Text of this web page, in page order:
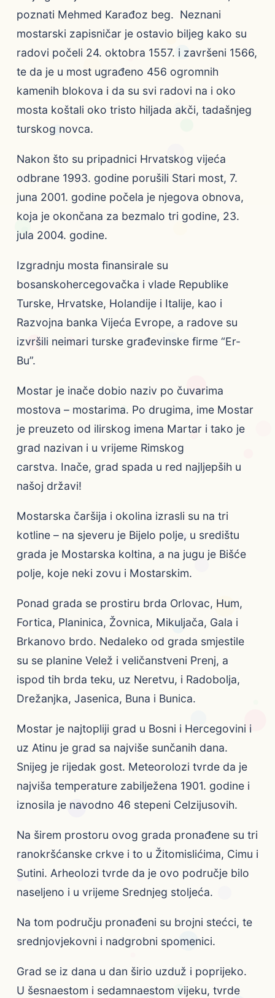
poznati Mehmed Karađoz beg. Neznani
mostarski zapisničar je ostavio biljeg kako su
radovi počeli 24. oktobra 1557. i završeni 1566,
te da je u most ugrađeno 456 ogromnih
kamenih blokova i da su svi radovi na i oko
mosta koštali oko tristo hiljada akči, tadašnjeg
turskog novca.
Nakon što su pripadnici Hrvatskog vijeća
odbrane 1993. godine porušili Stari most, 7.
juna 2001. godine počela je njegova obnova,
koja je okončana za bezmalo tri godine, 23.
jula 2004. godine.
Izgradnju mosta finansirale su
bosanskohercegovačka i vlade Republike
Turske, Hrvatske, Holandije i Italije, kao i
Razvojna banka Vijeća Evrope, a radove su
izvršili neimari turske građevinske firme “Er-
Bu”.
Mostar je inače dobio naziv po čuvarima
mostova – mostarima. Po drugima, ime Mostar
je preuzeto od ilirskog imena Martar i tako je
grad nazivan i u vrijeme Rimskog
carstva. Inače, grad spada u red najljepših u
našoj državi!
Mostarska čaršija i okolina izrasli su na tri
kotline – na sjeveru je Bijelo polje, u središtu
grada je Mostarska koltina, a na jugu je Bišće
polje, koje neki zovu i Mostarskim.
Ponad grada se prostiru brda Orlovac, Hum,
Fortica, Planinica, Žovnica, Mikuljača, Gala i
Brkanovo brdo. Nedaleko od grada smjestile
su se planine Velež i veličanstveni Prenj, a
ispod tih brda teku, uz Neretvu, i Radobolja,
Drežanjka, Jasenica, Buna i Bunica.
Mostar je najtopliji grad u Bosni i Hercegovini i
uz Atinu je grad sa najviše sunčanih dana.
Snijeg je rijedak gost. Meteorolozi tvrde da je
najviša temperature zabilježena 1901. godine i
iznosila je navodno 46 stepeni Celzijusovih.
Na širem prostoru ovog grada pronađene su tri
ranokršćanske crkve i to u Žitomislićima, Cimu i
Sutini. Arheolozi tvrde da je ovo područje bilo
naseljeno i u vrijeme Srednjeg stoljeća.
Na tom području pronađeni su brojni stećci, te
srednjovjekovni i nadgrobni spomenici.
Grad se iz dana u dan širio uzduž i poprijeko.
U šesnaestom i sedamnaestom vijeku, tvrde